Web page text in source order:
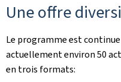
Une offre
Le programme est
actuellement environ 50
en trois formats: